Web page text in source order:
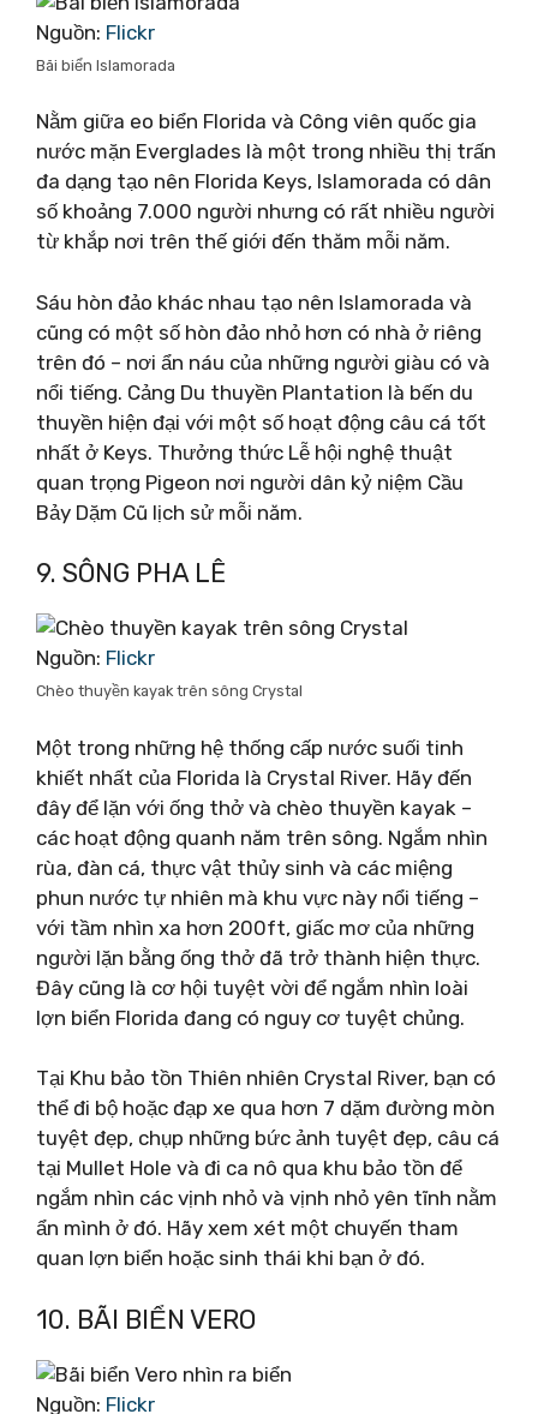
Nguồn: Flickr
Bãi biển Islamorada
Nằm giữa eo biển Florida và Công viên quốc gia
nước mặn Everglades là một trong nhiều thị trấn
đa dạng tạo nên Florida Keys, Islamorada có dân
số khoảng 7.000 người nhưng có rất nhiều người
từ khắp nơi trên thế giới đến thăm mỗi năm.
Sáu hòn đảo khác nhau tạo nên Islamorada và
cũng có một số hòn đảo nhỏ hơn có nhà ở riêng
trên đó – nơi ẩn náu của những người giàu có và
nổi tiếng. Cảng Du thuyền Plantation là bến du
thuyền hiện đại với một số hoạt động câu cá tốt
nhất ở Keys. Thưởng thức Lễ hội nghệ thuật
quan trọng Pigeon nơi người dân kỷ niệm Cầu
Bảy Dặm Cũ lịch sử mỗi năm.
9. SÔNG PHA LÊ
Nguồn: Flickr
Chèo thuyền kayak trên sông Crystal
Một trong những hệ thống cấp nước suối tinh
khiết nhất của Florida là Crystal River. Hãy đến
đây để lặn với ống thở và chèo thuyền kayak –
các hoạt động quanh năm trên sông. Ngắm nhìn
rùa, đàn cá, thực vật thủy sinh và các miệng
phun nước tự nhiên mà khu vực này nổi tiếng –
với tầm nhìn xa hơn 200ft, giấc mơ của những
người lặn bằng ống thở đã trở thành hiện thực.
Đây cũng là cơ hội tuyệt vời để ngắm nhìn loài
lợn biển Florida đang có nguy cơ tuyệt chủng.
Tại Khu bảo tồn Thiên nhiên Crystal River, bạn có
thể đi bộ hoặc đạp xe qua hơn 7 dặm đường mòn
tuyệt đẹp, chụp những bức ảnh tuyệt đẹp, câu cá
tại Mullet Hole và đi ca nô qua khu bảo tồn để
ngắm nhìn các vịnh nhỏ và vịnh nhỏ yên tĩnh nằm
ẩn mình ở đó. Hãy xem xét một chuyến tham
quan lợn biển hoặc sinh thái khi bạn ở đó.
10. BÃI BIỂN VERO
Nguồn: Flickr